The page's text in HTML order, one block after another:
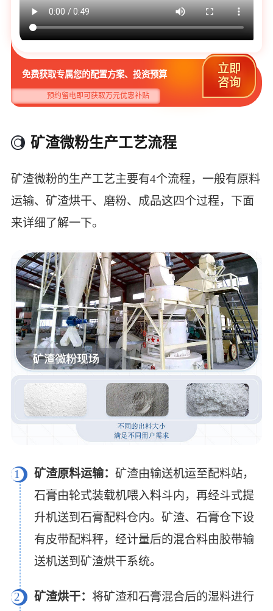
免费获取专属您的配置方案、投资预算
预约留电即可获取万元优惠补贴
立即
咨询
矿渣微粉生产工艺流程
矿渣微粉的生产工艺主要有4个流程，一般有原料
运输、矿渣烘干、磨粉、成品这四个过程，下面
来详细了解一下。
1 矿渣原料运输： 矿渣由输送机运至配料站，
石膏由轮式装载机喂入料斗内，再经斗式提
升机送到石膏配料仓内。矿渣、石膏仓下设
有皮带配料秤，经计量后的混合料由胶带输
送机送到矿渣烘干系统。
2 矿渣烘干： 将矿渣和石膏混合后的湿料进行